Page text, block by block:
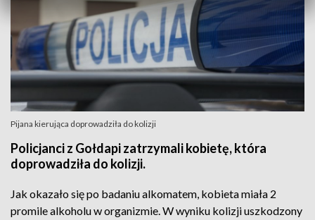
Pijana kierująca doprowadziła do kolizji
Policjanci z Gołdapi zatrzymali kobietę, która
doprowadziła do kolizji.
Jak okazało się po badaniu alkomatem, kobieta miała 2
promile alkoholu w organizmie. W wyniku kolizji uszkodzony